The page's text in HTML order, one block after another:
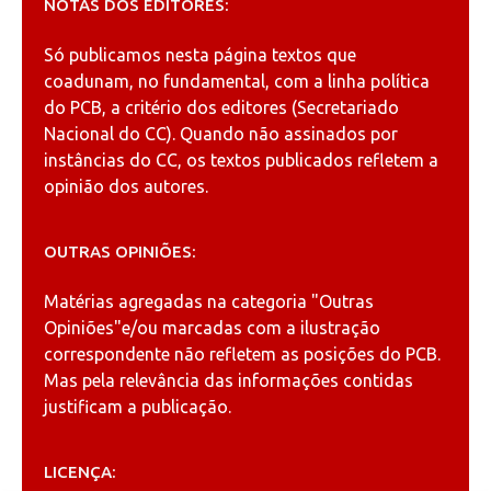
NOTAS DOS EDITORES:
Só publicamos nesta página textos que
coadunam, no fundamental, com a linha política
do PCB, a critério dos editores (Secretariado
Nacional do CC). Quando não assinados por
instâncias do CC, os textos publicados refletem a
opinião dos autores.
OUTRAS OPINIÕES:
Matérias agregadas na categoria "Outras
Opiniões"e/ou marcadas com a ilustração
correspondente não refletem as posições do PCB.
Mas pela relevância das informações contidas
justificam a publicação.
LICENÇA: